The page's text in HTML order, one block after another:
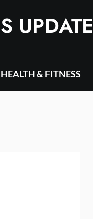
UPDATE
HEALTH & FITNESS